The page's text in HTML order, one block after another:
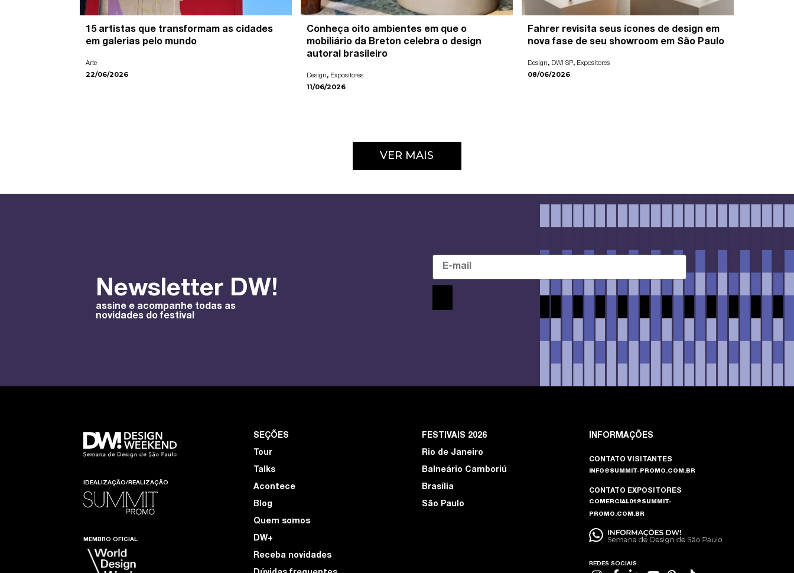
15 artistas que transformam as cidades
em galerias pelo mundo
Arte
22/06/2026
Conheça oito ambientes em que o
mobiliário da Breton celebra o design
autoral brasileiro
Design, Expositores
11/06/2026
Fahrer revisita seus ícones de design em
nova fase de seu showroom em São Paulo
Design, DW! SP, Expositores
08/06/2026
VER MAIS
Newsletter DW!
assine e acompanhe todas as
novidades do festival
IDEALIZAÇÃO/REALIZAÇÃO
MEMBRO OFICIAL
SEÇÕES
Tour
Talks
Acontece
Blog
Quem somos
DW+
Receba novidades
FESTIVAIS 2026
Rio de Janeiro
Balneário Camboriú
Brasília
São Paulo
INFORMAÇÕES
CONTATO VISITANTES
INFO@SUMMIT-PROMO.COM.BR
CONTATO EXPOSITORES
COMERCIAL01@SUMMIT-
PROMO.COM.BR
REDES SOCIAIS